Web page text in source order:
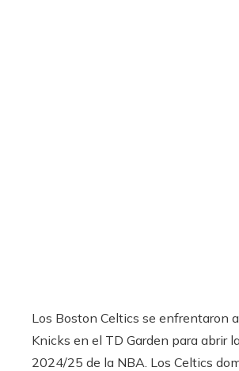
Los Boston Celtics se enfrentaron
Knicks en el TD Garden para abrir
2024/25 de la NBA. Los Celtics